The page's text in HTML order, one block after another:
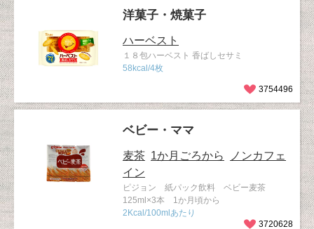
洋菓子・焼菓子
ハーベスト
１８包ハーベスト 香ばしセサミ
58kcal/4枚
3754496
ベビー・ママ
麦茶 1か月ごろから
ノンカフェ
イン
ピジョン 紙パック飲料 ベビー麦茶
125ml×3本 1か月頃から
2Kcal/100mlあたり
3720628